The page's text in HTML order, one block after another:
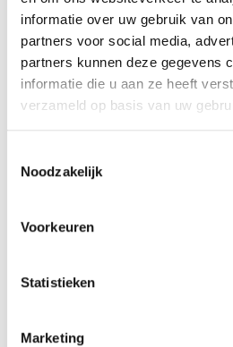
informatie over uw gebruik van
partners voor social media,
partners kunnen deze gegevens
informatie die u aan ze heeft
verzameld op basis van uw
Noodzakelijk
Voorkeuren
Statistieken
Marketing
Alternatieve
€79,00